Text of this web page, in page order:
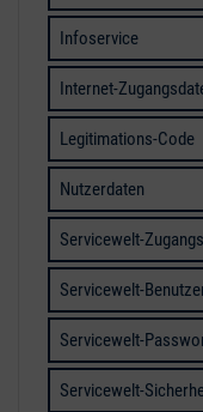
Infoservice
Internet-
Legitimations-Code
Nutzerdaten
Servicewelt-
Servicewelt-
Servicewelt-
Servicewelt-